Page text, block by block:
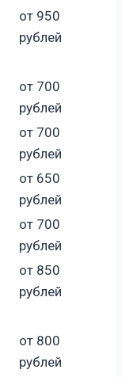
от 950
рублей
от 700
рублей
от 700
рублей
от 650
рублей
от 700
рублей
от 850
рублей
от 800
рублей